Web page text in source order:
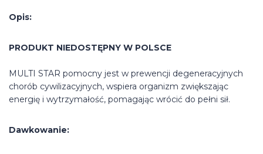
Opis:
PRODUKT NIEDOSTĘPNY W POLSCE
MULTI STAR pomocny jest w prewencji degeneracyjnych
chorób cywilizacyjnych, wspiera organizm zwiększając
energię i wytrzymałość, pomagając wrócić do pełni sił.
Dawkowanie: